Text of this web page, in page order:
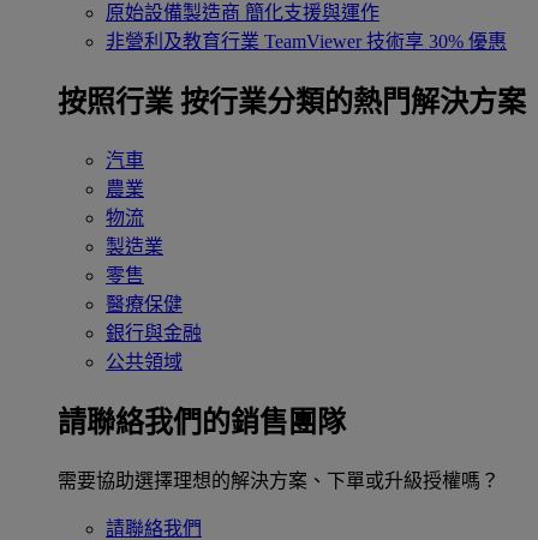
原始設備製造商 簡化支援與運作
非營利及教育行業 TeamViewer 技術享 30% 優惠
按照行業 按行業分類的熱門解決方案
汽車
農業
物流
製造業
零售
醫療保健
銀行與金融
公共領域
請聯絡我們的銷售團隊
需要協助選擇理想的解決方案、下單或升級授權嗎？
請聯絡我們